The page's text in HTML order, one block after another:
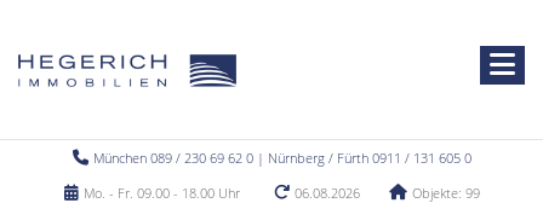
München 089 / 230 69 62 0 | Nürnberg / Fürth 0911 / 131 605 0
Mo. - Fr. 09.00 - 18.00 Uhr
06.08.2026 Objekte: 99